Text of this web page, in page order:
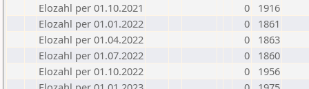
Elozahl per 01.10.2021
0
1916
Elozahl per 01.01.2022
0
1861
Elozahl per 01.04.2022
0
1863
Elozahl per 01.07.2022
0
1860
Elozahl per 01.10.2022
0
1956